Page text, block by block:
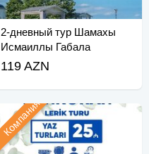
2-дневный тур Шамахы
Исмаиллы Габала
119 AZN
Компания